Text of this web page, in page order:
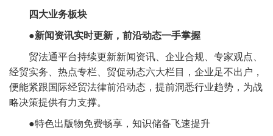
四大业务板块
●新闻资讯实时更新，前沿动态一手掌握
贸法通平台持续更新新闻资讯、企业合规、专家观点、
经贸实务、热点专栏、贸促动态六大栏目，企业足不出户，
便能紧跟国际经贸法律前沿动态，提前洞悉行业趋势，为战
略决策提供有力支撑。
●特色出版物免费畅享，知识储备飞速提升